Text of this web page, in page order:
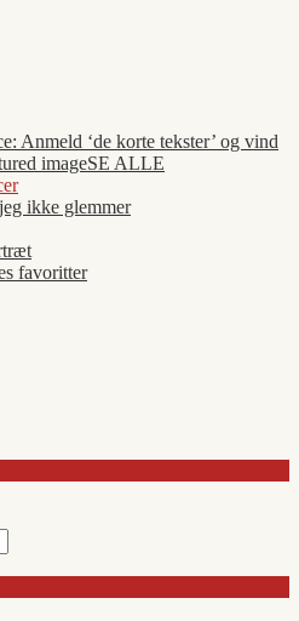
Anmeld ‘de korte tekster’ og vind
SE ALLE
ikke glemmer
favoritter